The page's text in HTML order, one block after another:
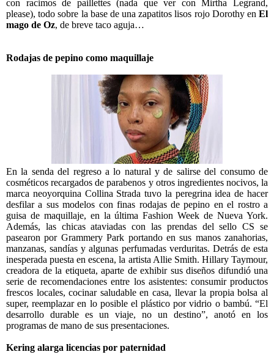
con racimos de paillettes (nada que ver con Mirtha Legrand,
please), todo sobre la base de una zapatitos lisos rojo Dorothy en El
mago de Oz, de breve taco aguja…
Rodajas de pepino como maquillaje
En la senda del regreso a lo natural y de salirse del consumo de
cosméticos recargados de parabenos y otros ingredientes nocivos, la
marca neoyorquina Collina Strada tuvo la peregrina idea de hacer
desfilar a sus modelos con finas rodajas de pepino en el rostro a
guisa de maquillaje, en la última Fashion Week de Nueva York.
Además, las chicas ataviadas con las prendas del sello CS se
pasearon por Grammery Park portando en sus manos zanahorias,
manzanas, sandías y algunas perfumadas verduritas. Detrás de esta
inesperada puesta en escena, la artista Allie Smith. Hillary Taymour,
creadora de la etiqueta, aparte de exhibir sus diseños difundió una
serie de recomendaciones entre los asistentes: consumir productos
frescos locales, cocinar saludable en casa, llevar la propia bolsa al
super, reemplazar en lo posible el plástico por vidrio o bambú. “El
desarrollo durable es un viaje, no un destino”, anotó en los
programas de mano de sus presentaciones.
Kering alarga licencias por paternidad